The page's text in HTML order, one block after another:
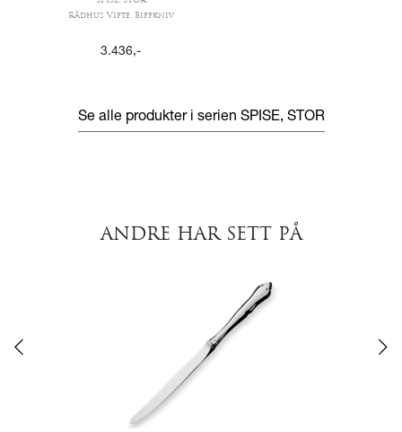
Rådhus Vifte, Biffkniv
3.436,-
Se alle produkter i serien SPISE, STOR
ANDRE HAR SETT PÅ